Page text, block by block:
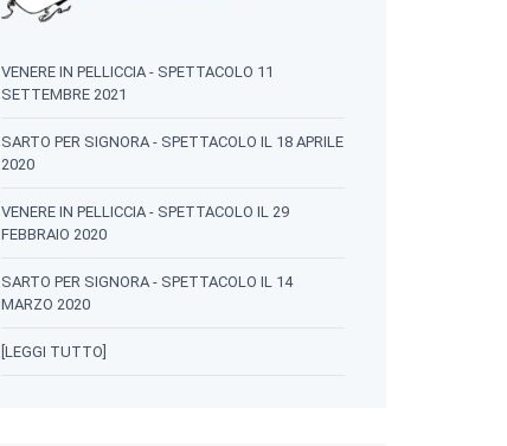
VENERE IN PELLICCIA - SPETTACOLO 11
SETTEMBRE 2021
SARTO PER SIGNORA - SPETTACOLO IL 18 APRILE
2020
VENERE IN PELLICCIA - SPETTACOLO IL 29
FEBBRAIO 2020
SARTO PER SIGNORA - SPETTACOLO IL 14
MARZO 2020
[LEGGI TUTTO]